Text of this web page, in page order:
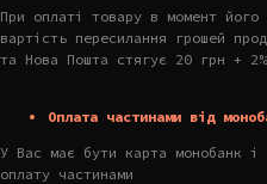
При оплаті товару в момент
вартість пересилання грошей
та Нова Пошта стягує 20 грн +
Оплата частинами від
У Вас має бути карта монобанк і
оплату частинами